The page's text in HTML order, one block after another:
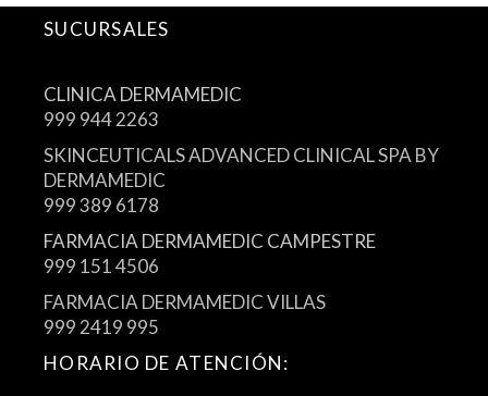
SUCURSALES
CLINICA DERMAMEDIC
999 944 2263
SKINCEUTICALS ADVANCED CLINICAL SPA BY
DERMAMEDIC
999 389 6178
FARMACIA DERMAMEDIC CAMPESTRE
999 151 4506
FARMACIA DERMAMEDIC VILLAS
999 2419 995
HORARIO DE ATENCIÓN: